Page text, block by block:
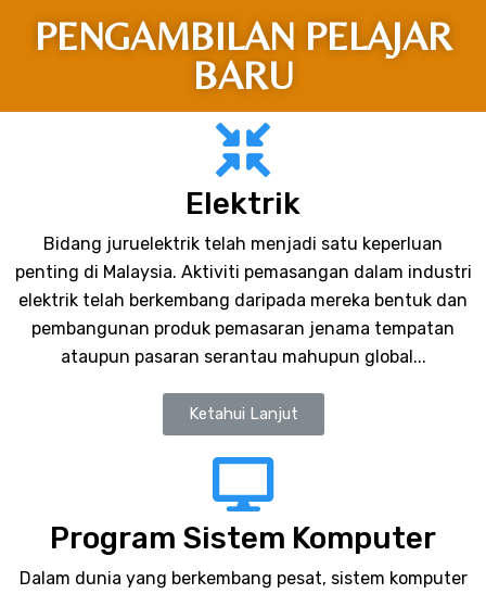
PENGAMBILAN PELAJAR
BARU
Elektrik
Bidang juruelektrik telah menjadi satu keperluan
penting di Malaysia. Aktiviti pemasangan dalam industri
elektrik telah berkembang daripada mereka bentuk dan
pembangunan produk pemasaran jenama tempatan
ataupun pasaran serantau mahupun global...
Ketahui Lanjut
Program Sistem Komputer
Dalam dunia yang berkembang pesat, sistem komputer